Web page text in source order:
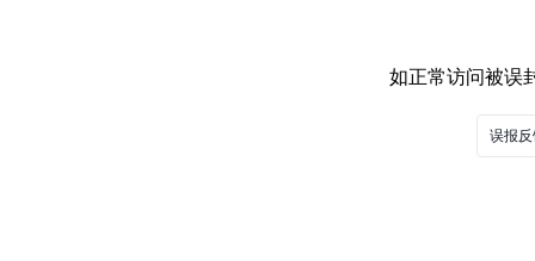
如正常访问被误
误报